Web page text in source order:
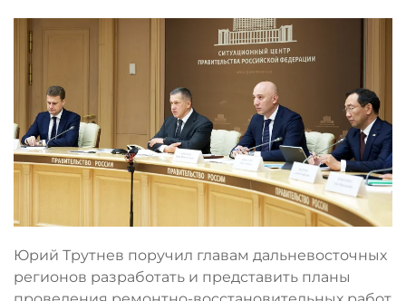
Юрий Трутнев поручил главам дальневосточных
регионов разработать и представить планы